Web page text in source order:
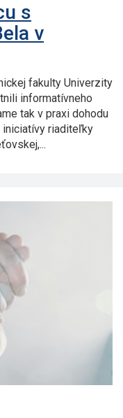
s
v
fakulty Univerzity
informatívneho
tak v praxi dohodu
iniciatívy riaditeľky